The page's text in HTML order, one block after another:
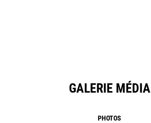
GALERIE MÉDIA
PHOTOS